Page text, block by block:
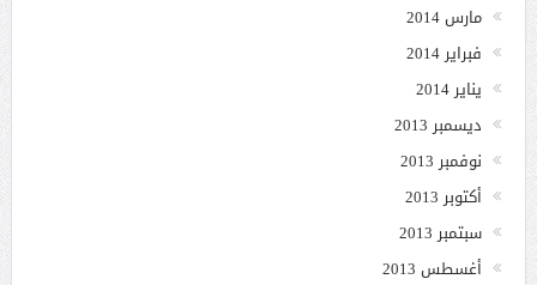
مارس 2014
فبراير 2014
يناير 2014
ديسمبر 2013
نوفمبر 2013
أكتوبر 2013
سبتمبر 2013
أغسطس 2013